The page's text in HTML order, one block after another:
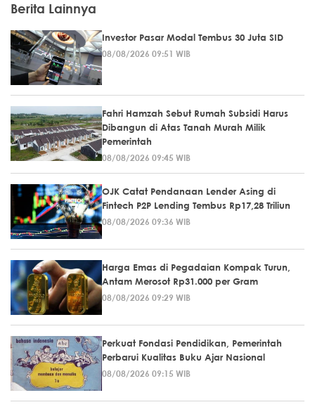
Berita Lainnya
Investor Pasar Modal Tembus 30 Juta SID
08/08/2026 09:51 WIB
Fahri Hamzah Sebut Rumah Subsidi Harus
Dibangun di Atas Tanah Murah Milik
Pemerintah
08/08/2026 09:45 WIB
OJK Catat Pendanaan Lender Asing di
Fintech P2P Lending Tembus Rp17,28 Triliun
08/08/2026 09:36 WIB
Harga Emas di Pegadaian Kompak Turun,
Antam Merosot Rp31.000 per Gram
08/08/2026 09:29 WIB
Perkuat Fondasi Pendidikan, Pemerintah
Perbarui Kualitas Buku Ajar Nasional
08/08/2026 09:15 WIB